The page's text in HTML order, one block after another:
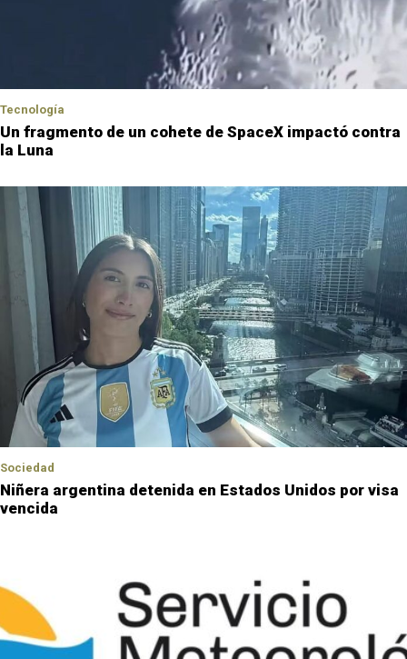
Tecnología
Un fragmento de un cohete de SpaceX impactó contra
la Luna
Sociedad
Niñera argentina detenida en Estados Unidos por visa
vencida